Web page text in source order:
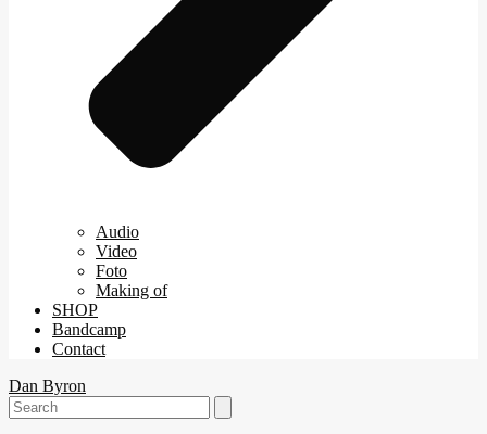
Audio
Video
Foto
Making of
SHOP
Bandcamp
Contact
Dan Byron
Search
for: